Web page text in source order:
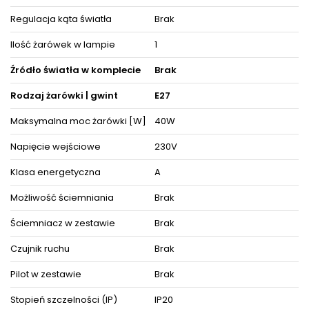
Decydując się na ten model oświetlenia nie tylko odpowiednio
rozświetlisz wybrane powierzchnie, ale też zyskasz
zachwycającą i cieszącą oko dekorację, która nada wnętrzom
niepowtarzalnego wyglądu i elegancji, akcentując zarazem ich
detale i wystrój pośród pozostałych mebli i akcesoriów
wyposażenia wnętrz.
Oświetlenie doskonale prezentuje się pojedynczo oraz w
towarzystwie innych lamp jako instalacje świetlne, dzięki czemu
można dopasować je do różnego typu pomieszczeń.
Produkt posiada certyfikaty zgodności i objęty jest gwarancją
producenta.
Zestaw zawiera instrukcję obsługi oraz elementy niezbędne do
złożenia sprzętu.
ZOBACZ PODOBNE PRODUKTY W KATEGORIACH
Regulacja kąta światła
Brak
Ilość żarówek w lampie
1
Źródło światła w komplecie
Brak
Rodzaj żarówki | gwint
E27
Maksymalna moc żarówki [W]
40W
Napięcie wejściowe
230V
Klasa energetyczna
A
Możliwość ściemniania
Brak
Ściemniacz w zestawie
Brak
Czujnik ruchu
Brak
Pilot w zestawie
Brak
Stopień szczelności (IP)
IP20